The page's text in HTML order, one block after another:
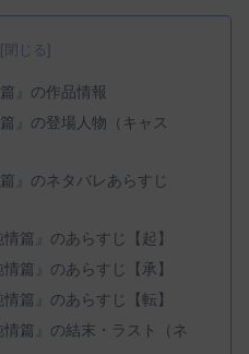
』の作品情報
』の登場人物（キャス
』のネタバレあらすじ
篇』のあらすじ【起】
篇』のあらすじ【承】
篇』のあらすじ【転】
篇』の結末・ラスト（ネ